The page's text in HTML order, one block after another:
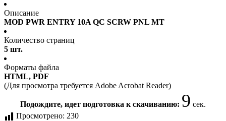
Описание
MOD PWR ENTRY 10A QC SCRW PNL MT
Количество страниц
5 шт.
Форматы файла
HTML, PDF
(Для просмотра требуется Adobe Acrobat Reader)
Подождите, идет подготовка к скачиванию: 9 сек.
Просмотрено: 230